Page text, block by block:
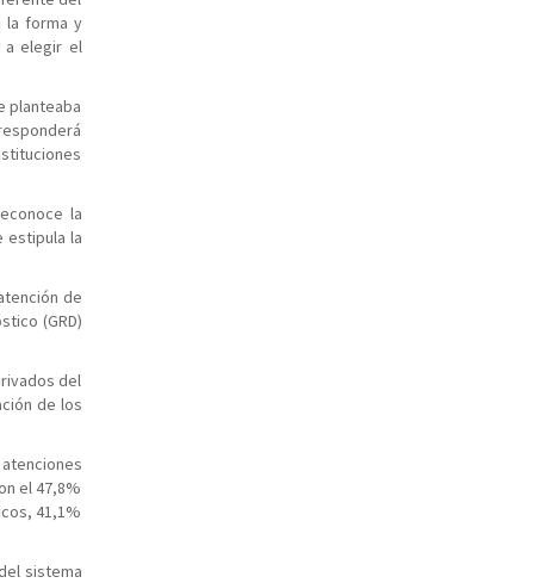
la forma y
a elegir el
planteaba
la
estipula la
de
(GRD)
del
de los
el 47,8%
41,1%
sistema